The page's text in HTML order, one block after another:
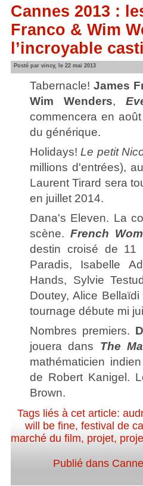
Cannes 2013 :
Franco & Wim
l’incroyable
Posté par vincy, le 22 mai 2013
Tabernacle!James
Wim Wenders,
commencera en
du générique.
Holidays!Le petit
millions d'entrées),
Laurent Tirard sera
en juillet 2014.
Dana's Eleven. La
scène. French
destin croisé de 11
Paradis, Isabelle
Hands, Sylvie
Doutey, Alice
tournage débute mi
Nombres premiers.
jouera dans The
mathématicien
de Robert Kanigel.
Brown.
Tags liés à cet article:
will be fine, festival de
marché du film, projet,
Publié dans